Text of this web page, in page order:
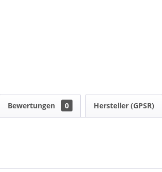
Bewertungen 0 Hersteller (GPSR)